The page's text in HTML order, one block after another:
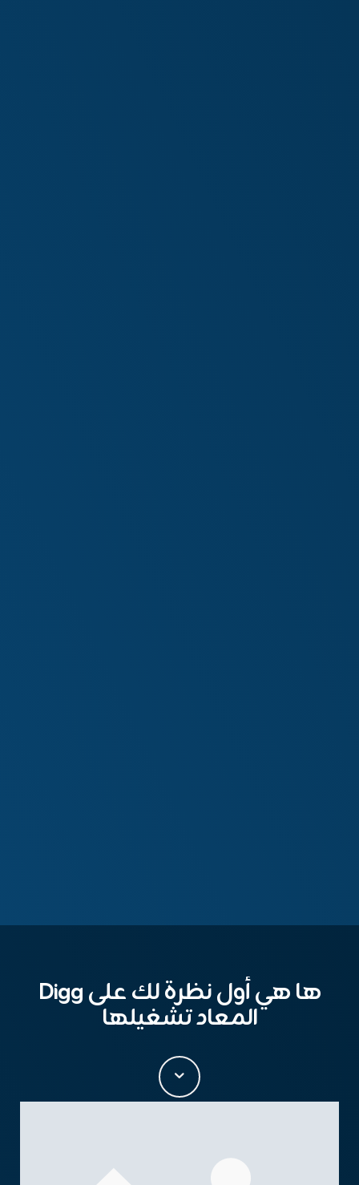
ها هي أول نظرة لك على Digg
المعاد تشغيلها